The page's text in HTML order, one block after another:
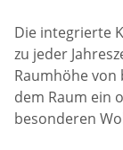
Die integrierte
zu jeder
Raumhöhe von
dem Raum ein
besonderen